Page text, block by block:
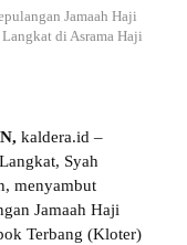
Jamaah Haji
di Asrama Haji
kaldera.id –
Syah
menyambut
Jamaah Haji
Terbang (Kloter)